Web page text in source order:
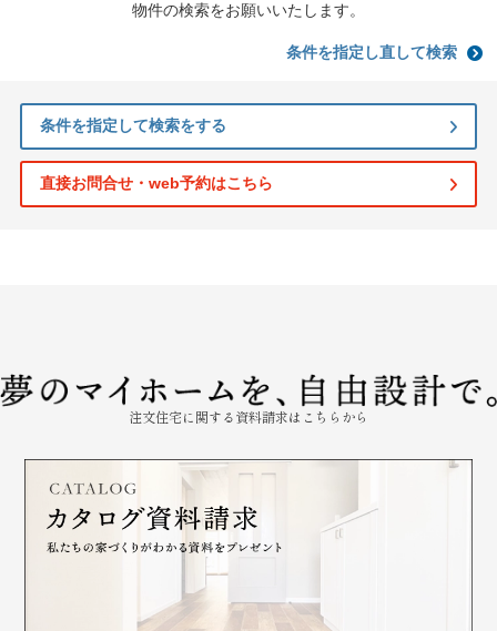
物件の検索をお願いいたします。
条件を指定し直して検索
条件を指定して検索をする
直接お問合せ・web予約はこちら
注文住宅に関する資料請求はこちらから